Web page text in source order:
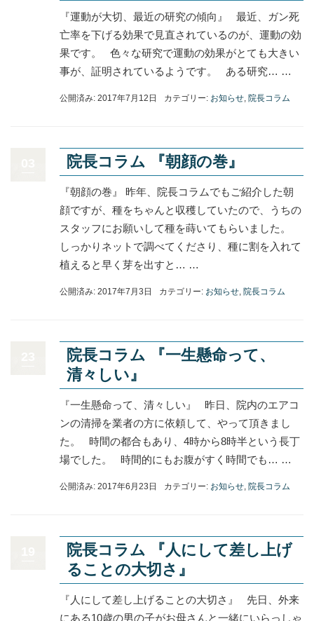
『運動が大切、最近の研究の傾向』 最近、ガン死
亡率を下げる効果で見直されているのが、運動の効
果です。 色々な研究で運動の効果がとても大きい
事が、証明されているようです。 ある研究… …
公開済み: 2017年7月12日 カテゴリー: お知らせ, 院長コラム
院長コラム 『朝顔の巻』
『朝顔の巻』 昨年、院長コラムでもご紹介した朝
顔ですが、種をちゃんと収穫していたので、うちの
スタッフにお願いして種を蒔いてもらいました。
しっかりネットで調べてくださり、種に割を入れて
植えると早く芽を出すと… …
公開済み: 2017年7月3日 カテゴリー: お知らせ, 院長コラム
院長コラム 『一生懸命って、
清々しい』
『一生懸命って、清々しい』 昨日、院内のエアコ
ンの清掃を業者の方に依頼して、やって頂きまし
た。 時間の都合もあり、4時から8時半という長丁
場でした。 時間的にもお腹がすく時間でも… …
公開済み: 2017年6月23日 カテゴリー: お知らせ, 院長コラム
院長コラム 『人にして差し上げ
ることの大切さ』
『人にして差し上げることの大切さ』 先日、外来
にある10歳の男の子がお母さんと一緒にいらっしゃ